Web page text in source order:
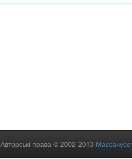
Авторські права © 2002-2013